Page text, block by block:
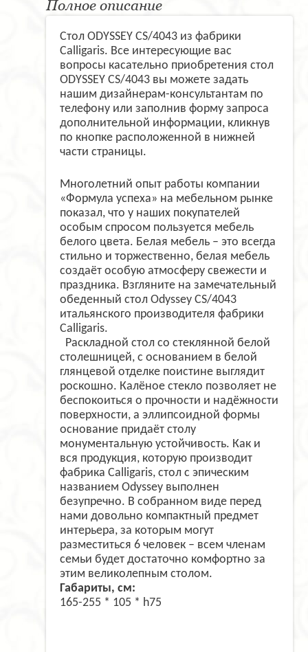
Полное описание
Стол ODYSSEY CS/4043 из фабрики
Calligaris. Все интересующие вас
вопросы касательно приобретения стол
ODYSSEY CS/4043 вы можете задать
нашим дизайнерам-консультантам по
телефону или заполнив форму запроса
дополнительной информации, кликнув
по кнопке расположенной в нижней
части страницы.
Многолетний опыт работы компании
«Формула успеха» на мебельном рынке
показал, что у наших покупателей
особым спросом пользуется мебель
белого цвета. Белая мебель – это всегда
стильно и торжественно, белая мебель
создаёт особую атмосферу свежести и
праздника. Взгляните на замечательный
обеденный стол Odyssey CS/4043
итальянского производителя фабрики
Calligaris.
Раскладной стол со стеклянной белой
столешницей, с основанием в белой
глянцевой отделке поистине выглядит
роскошно. Калёное стекло позволяет не
беспокоиться о прочности и надёжности
поверхности, а эллипсоидной формы
основание придаёт столу
монументальную устойчивость. Как и
вся продукция, которую производит
фабрика Calligaris, стол с эпическим
названием Odyssey выполнен
безупречно. В собранном виде перед
нами довольно компактный предмет
интерьера, за которым могут
разместиться 6 человек – всем членам
семьи будет достаточно комфортно за
этим великолепным столом.
Габариты, см:
165-255 * 105 * h75